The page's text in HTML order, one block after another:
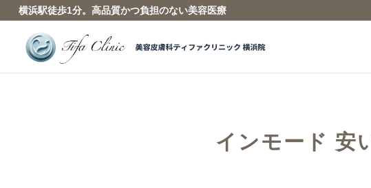
横浜駅徒歩1分。高品質かつ負担のない美容医療
インモード 安